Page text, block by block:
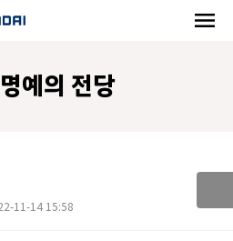
예의 전당
11-14 15:58